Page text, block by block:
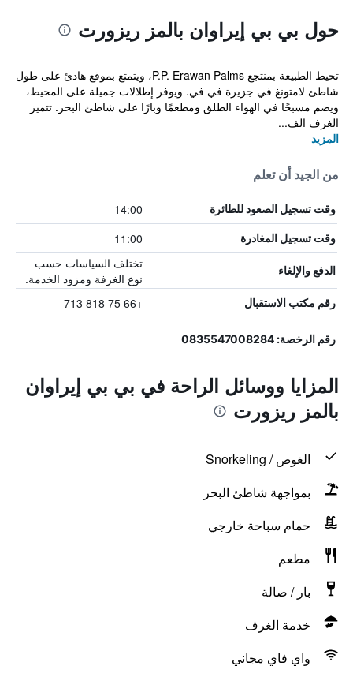
حول بي بي إيراوان بالمز ريزورت
تحيط الطبيعة بمنتجع P.P. Erawan Palms، ويتمتع بموقع هادئ على طول
شاطئ لامتونغ في جزيرة في في. ويوفر إطلالات جميلة على المحيط،
ويضم مسبحًا في الهواء الطلق ومطعمًا وبارًا على شاطئ البحر. تتميز
الغرف الف...
المزيد
من الجيد أن تعلم
وقت تسجيل الصعود للطائرة 14:00
وقت تسجيل المغادرة 11:00
الدفع والإلغاء
تختلف السياسات حسب
نوع الغرفة ومزود الخدمة.
رقم مكتب الاستقبال +66 75 818 713
رقم الرخصة: 0835547008284
المزايا ووسائل الراحة في بي بي إيراوان
بالمز ريزورت
الغوص / Snorkeling
بمواجهة شاطئ البحر
حمام سباحة خارجي
مطعم
بار / صالة
خدمة الغرف
واي فاي مجاني